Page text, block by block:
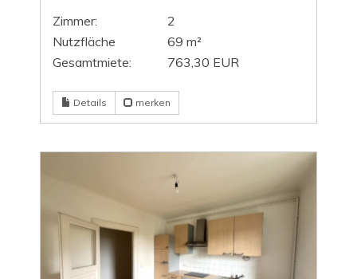
Zimmer:
2
Nutzfläche
69 m²
Gesamtmiete:
763,30 EUR
Details merken